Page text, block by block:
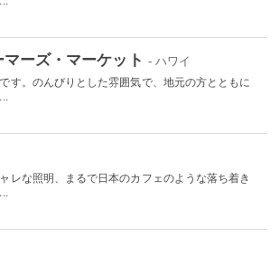
ーズ・マーケット - ハワイ
す。のんびりとした雰囲気で、地元の方とともに
レな照明、まるで日本のカフェのような落ち着き